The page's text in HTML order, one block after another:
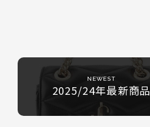
NEWEST
2025/24年最新商品